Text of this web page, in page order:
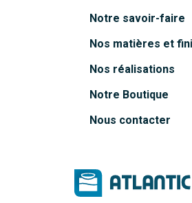
Notre savoir-faire
Nos matières et
Nos réalisations
Notre Boutique
Nous contacter